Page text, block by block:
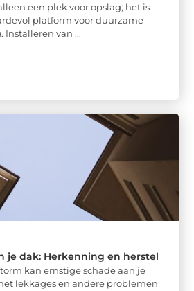
een plek voor opslag; het is
platform voor duurzame
van ...
je dak: Herkenning en herstel
kan ernstige schade aan je
lekkages en andere problemen